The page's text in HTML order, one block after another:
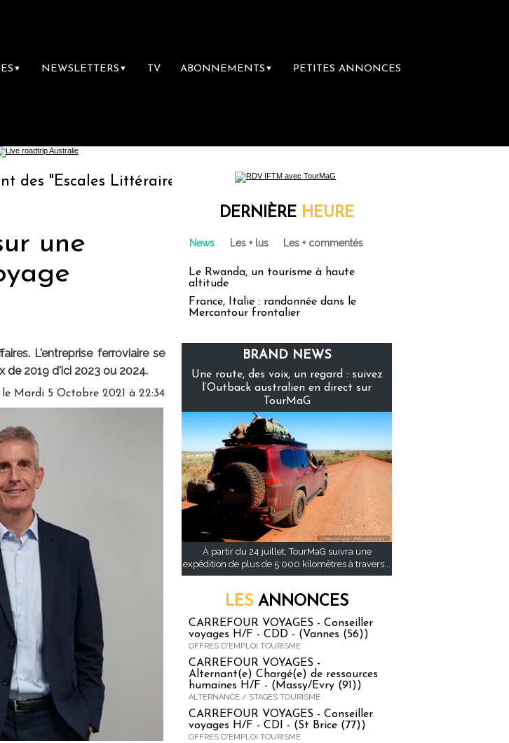
▼ NEWSLETTERS ▼ TV ABONNEMENTS ▼ PETITES ANNONCES
Littéraires", la première librairie du voyage
une
L'entreprise ferroviaire se
de 2019 d'ici 2023 ou 2024.
le Mardi 5 Octobre 2021 à 22:34
DERNIÈRE HEURE
News Les + lus Les + commentés
Le Rwanda, un tourisme à haute
altitude
France, Italie : randonnée dans le
Mercantour frontalier
BRAND NEWS
Une route, des voix, un regard : suivez
l’Outback australien en direct sur
TourMaG
À partir du 24 juillet, TourMaG suivra une
expédition de plus de 5 000 kilomètres à travers...
LES ANNONCES
CARREFOUR VOYAGES - Conseiller
voyages H/F - CDD - (Vannes (56))
OFFRES D'EMPLOI TOURISME
CARREFOUR VOYAGES -
Alternant(e) Chargé(e) de ressources
humaines H/F - (Massy/Evry (91))
ALTERNANCE / STAGES TOURISME
CARREFOUR VOYAGES - Conseiller
voyages H/F - CDI - (St Brice (77))
OFFRES D'EMPLOI TOURISME